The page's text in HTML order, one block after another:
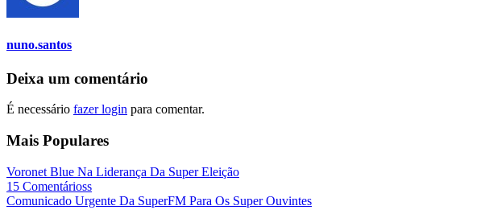
nuno.santos
Deixa um comentário
É necessário fazer login para comentar.
Mais Populares
Voronet Blue Na Liderança Da Super Eleição
15 Comentárioss
Comunicado Urgente Da SuperFM Para Os Super Ouvintes